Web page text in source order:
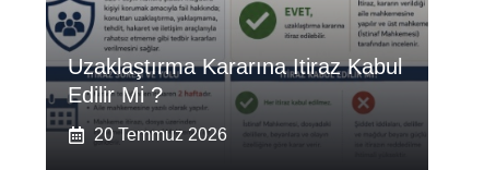
Uzaklaştırma Kararına Itiraz Kabul
Edilir Mi ?
20 Temmuz 2026